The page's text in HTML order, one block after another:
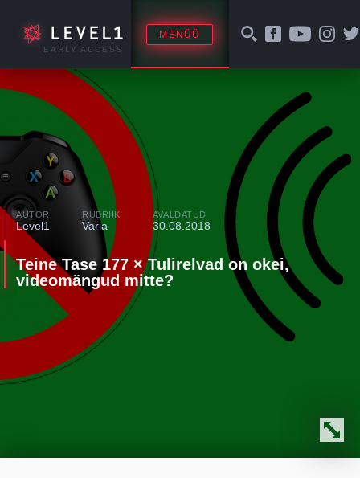
EARLY ACCESS
MENÜÜ
AUTOR
Level1
RUBRIIK
Varia
AVALDATUD
30.08.2018
Teine Tase 177 × Tulirelvad on okei,
videomängud mitte?